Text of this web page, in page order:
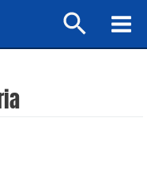
Buscar